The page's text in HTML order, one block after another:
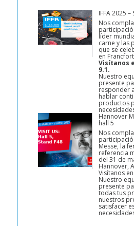
IFFA 2025 –
Nos
líder
carne y las
que se
en
Visítanos
9.1.
Nuestro
presente
responder
hablar
productos
Hannover
hall 5
Nos
Messe, la
referencia
del 31 de
Hannover,
Visítanos
Nuestro
presente
todas tus
nuestros
satisfacer